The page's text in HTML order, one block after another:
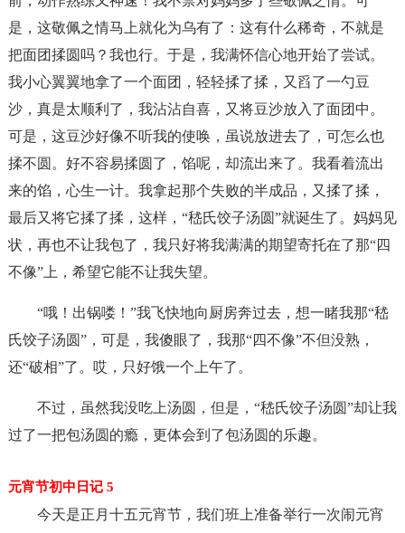
是，这敬佩之情马上就化为乌有了：这有什么稀奇，不就是
把面团揉圆吗？我也行。于是，我满怀信心地开始了尝试。
我小心翼翼地拿了一个面团，轻轻揉了揉，又舀了一勺豆
沙，真是太顺利了，我沾沾自喜，又将豆沙放入了面团中。
可是，这豆沙好像不听我的使唤，虽说放进去了，可怎么也
揉不圆。好不容易揉圆了，馅呢，却流出来了。我看着流出
来的馅，心生一计。我拿起那个失败的半成品，又揉了揉，
最后又将它揉了揉，这样，“嵇氏饺子汤圆”就诞生了。妈妈见
状，再也不让我包了，我只好将我满满的期望寄托在了那“四
不像”上，希望它能不让我失望。
“哦！出锅喽！”我飞快地向厨房奔过去，想一睹我那“嵇
氏饺子汤圆”，可是，我傻眼了，我那“四不像”不但没熟，
还“破相”了。哎，只好饿一个上午了。
不过，虽然我没吃上汤圆，但是，“嵇氏饺子汤圆”却让我
过了一把包汤圆的瘾，更体会到了包汤圆的乐趣。
元宵节初中日记 5
今天是正月十五元宵节，我们班上准备举行一次闹元宵